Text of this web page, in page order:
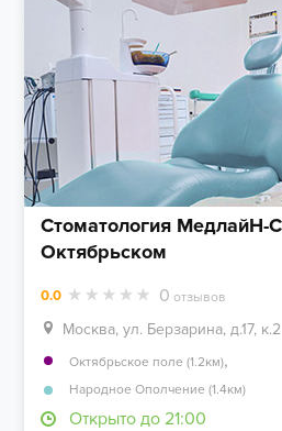
Стоматология МедлайН-
Октябрьском
0.0 0 отзывов
Москва, ул. Берзарина, д.17, к.2
Октябрьское поле (1.2км),
Народное Ополчение (1.4км)
Открыто до 21:00